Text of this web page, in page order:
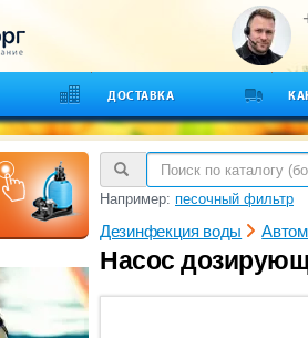
ДОСТАВКА
Например: песочный фильтр
Дезинфекция воды
Насос